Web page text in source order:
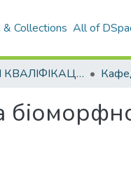
& Collections All of
ВИПУСКНІ КВАЛІФІКАЦІЙНІ РОБОТИ